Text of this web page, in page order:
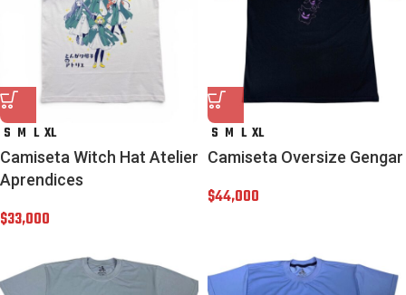
S M L XL
Camiseta Witch Hat Atelier
Aprendices
$33,000
S M L XL
Camiseta Oversize Gengar
$44,000